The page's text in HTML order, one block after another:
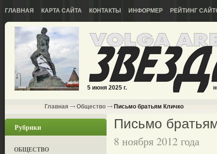
ГЛАВНАЯ КАРТА САЙТА КОНТАКТЫ ИНФОРМЕР РЕЙТИНГ
5 июня 2025 г.
Главная Общество Письмо братьям Кличко
Рубрики
ОБЩЕСТВО
Письмо
8 ноября 2012 года